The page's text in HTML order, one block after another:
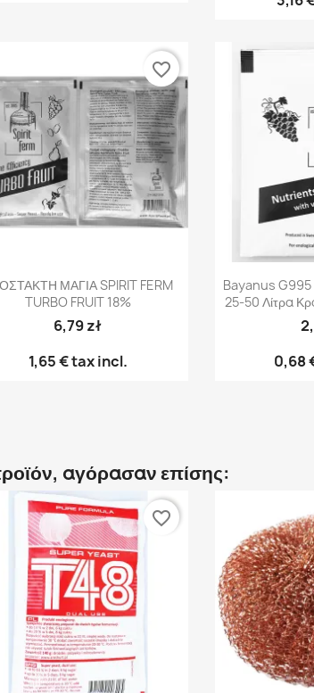
Γρήγορη προβολή
ΜΑΓΙΑ SPIRIT FERM
TURBO FRUIT 18%
6,79 zł
1,65 €tax incl.
favorite_border

Bayanus G995
25-50 Λίτρα
0,68
αγόρασαν επίσης:
favorite_border